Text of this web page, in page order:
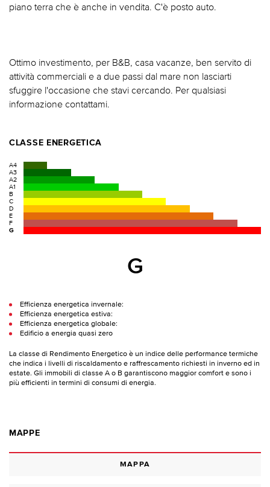
piano terra che è anche in vendita. C'è posto auto.
Ottimo investimento, per B&B, casa vacanze, ben servito di
attività commerciali e a due passi dal mare non lasciarti
sfuggire l'occasione che stavi cercando. Per qualsiasi
informazione contattami.
CLASSE ENERGETICA
A4
A3
A2
A1
B
C
D
E
F
G
G
Efficienza energetica invernale:
Efficienza energetica estiva:
Efficienza energetica globale:
Edificio a energia quasi zero
La classe di Rendimento Energetico è un indice delle performance termiche
che indica i livelli di riscaldamento e raffrescamento richiesti in inverno ed in
estate. Gli immobili di classe A o B garantiscono maggior comfort e sono i
più efficienti in termini di consumi di energia.
MAPPE
MAPPA